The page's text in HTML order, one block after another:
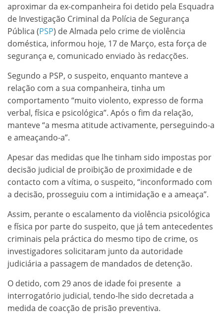
aproximar da ex-companheira foi detido pela Esquadra
de Investigação Criminal da Polícia de Segurança
Pública (PSP) de Almada pelo crime de violência
doméstica, informou hoje, 17 de Março, esta força de
segurança e, comunicado enviado às redacções.
Segundo a PSP, o suspeito, enquanto manteve a
relação com a sua companheira, tinha um
comportamento “muito violento, expresso de forma
verbal, física e psicológica”. Após o fim da relação,
manteve “a mesma atitude activamente, perseguindo-a
e ameaçando-a”.
Apesar das medidas que lhe tinham sido impostas por
decisão judicial de proibição de proximidade e de
contacto com a vítima, o suspeito, “inconformado com
a decisão, prosseguiu com a intimidação e a ameaça”.
Assim, perante o escalamento da violência psicológica
e física por parte do suspeito, que já tem antecedentes
criminais pela práctica do mesmo tipo de crime, os
investigadores solicitaram junto da autoridade
judiciária a passagem de mandados de detenção.
O detido, com 29 anos de idade foi presente a
interrogatório judicial, tendo-lhe sido decretada a
medida de coacção de prisão preventiva.